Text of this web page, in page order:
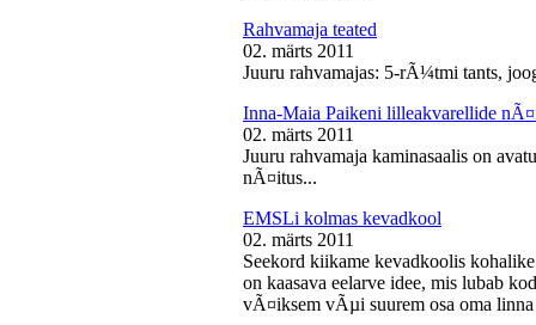
Rahvamaja teated
02. märts 2011
Juuru rahvamajas: 5-rÃ¼tmi tants,
Inna-Maia Paikeni lilleakvarellide
02. märts 2011
Juuru rahvamaja kaminasaalis on
nÃ¤itus...
EMSLi kolmas kevadkool
02. märts 2011
Seekord kiikame kevadkoolis
on kaasava eelarve idee, mis lubab
vÃ¤iksem vÃµi suurem osa oma